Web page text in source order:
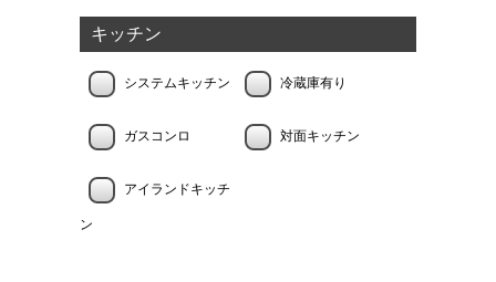
キッチン
システムキッチン 冷蔵庫有り
ガスコンロ 対面キッチン
アイランドキッチ
ン